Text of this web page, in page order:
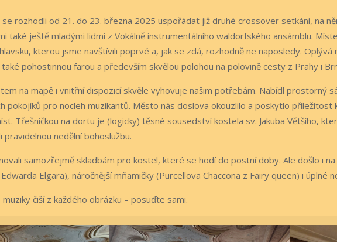
rozhodli od 21. do 23. března 2025 uspořádat již druhé crossover setkání, na
také ještě mladými lidmi z Vokálně instrumentálního waldorfského ansámblu.
kterou jsme navštívili poprvé a, jak se zdá, rozhodně ne naposledy.
pohostinnou farou a především skvělou polohou na polovině cesty z Prahy i
na mapě i vnitřní dispozicí skvěle vyhovuje našim potřebám. Nabídl prostorný
pokojíků pro nocleh muzikantů. Město nás doslova okouzlilo a poskytlo
Třešničkou na dortu je (logicky) těsné sousedství kostela sv. Jakuba Většího,
nedělní bohoslužbu.
samozřejmě skladbám pro kostel, které se hodí do postní doby. Ale došlo i
Elgara), náročnější mňamičky (Purcellova Chaccona z Fairy queen) i úplné
čiší z každého obrázku – posuďte sami.